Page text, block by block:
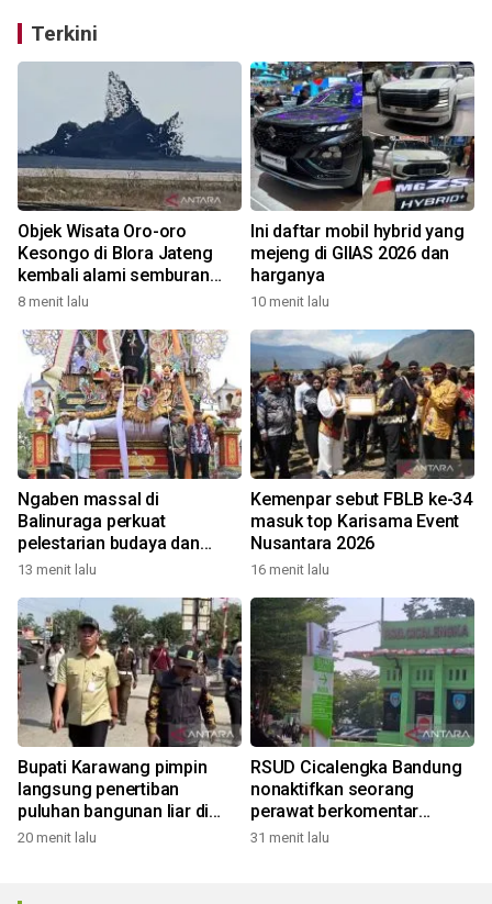
Terkini
Objek Wisata Oro-oro
Kesongo di Blora Jateng
kembali alami semburan
lumpur
8 menit lalu
Ini daftar mobil hybrid yang
mejeng di GIIAS 2026 dan
harganya
10 menit lalu
Ngaben massal di
Balinuraga perkuat
pelestarian budaya dan
ekonomi masyarakat
13 menit lalu
Kemenpar sebut FBLB ke-34
masuk top Karisama Event
Nusantara 2026
16 menit lalu
Bupati Karawang pimpin
langsung penertiban
puluhan bangunan liar di
sepanjang akses tol
20 menit lalu
RSUD Cicalengka Bandung
nonaktifkan seorang
perawat berkomentar
nirempati di medsos
31 menit lalu